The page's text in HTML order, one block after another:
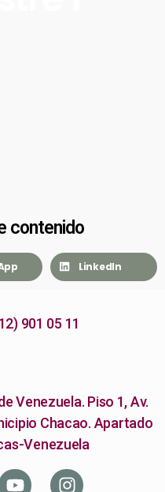
contenido
LinkedIn
901 05 11
Venezuela. Piso 1, Av.
Chacao. Apartado
Venezuela